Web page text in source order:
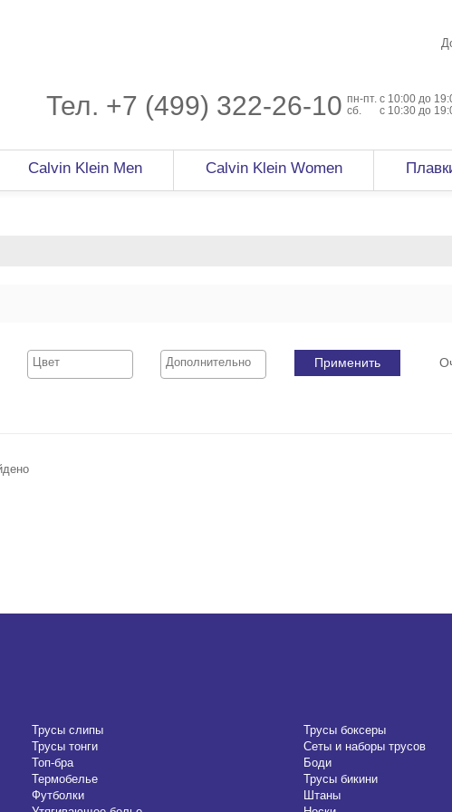
Тел. +7 (499) 322-26-10 пн-пт. c 10:00 до
сб.
с 10:30 до
Calvin Klein Men Calvin Klein Women
Применить
Трусы слипы Трусы боксеры
Трусы тонги Сеты и наборы трусов
Топ-бра Боди
Термобелье Трусы бикини
Футболки Штаны